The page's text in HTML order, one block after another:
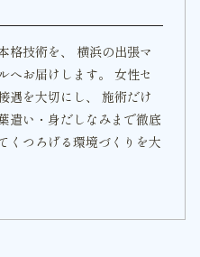
格技術を、 横浜の出張マ
へお届けします。 女性セ
遇を大切にし、 施術だけ
遣い・身だしなみまで徹底
くつろげる環境づくりを大